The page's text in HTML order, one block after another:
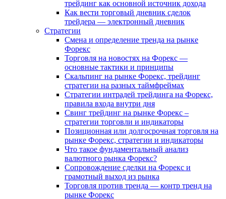
трейдинг как основной источник дохода
Как вести торговый дневник сделок
трейдера — электронный дневник
Стратегии
Смена и определение тренда на рынке
Форекс
Торговля на новостях на Форекс —
основные тактики и принципы
Скальпинг на рынке Форекс, трейдинг
стратегии на разных таймфреймах
Стратегии интрадей трейдинга на Форекс,
правила входа внутри дня
Свинг трейдинг на рынке Форекс –
стратегии торговли и индикаторы
Позиционная или долгосрочная торговля на
рынке Форекс, стратегии и индикаторы
Что такое фундаментальный анализ
валютного рынка Форекс?
Сопровождение сделки на Форекс и
грамотный выход из рынка
Торговля против тренда — контр тренд на
рынке Форекс